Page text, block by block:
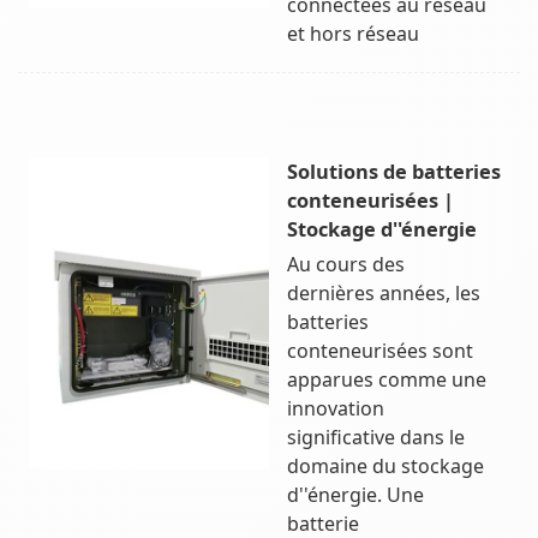
et hors réseau
Solutions de batteries
conteneurisées |
Stockage d''énergie
Au cours des
dernières années, les
batteries
conteneurisées sont
apparues comme une
innovation
significative dans le
domaine du stockage
d''énergie. Une
batterie